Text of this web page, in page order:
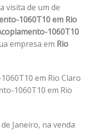
visita de um de
1060T10 em Rio
1060T10
empresa em Rio
em Rio Claro
1060T10 em Rio
Janeiro, na venda